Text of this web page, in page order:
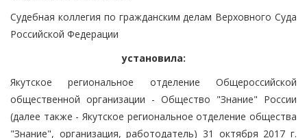
Судебная коллегия по гражданским делам Верховного Суда
Российской Федерации
установила:
Якутское региональное отделение Общероссийской
общественной организации - Общество "Знание" России
(далее также - Якутское региональное отделение общества
"Знание", организация, работодатель) 31 октября 2017 г.